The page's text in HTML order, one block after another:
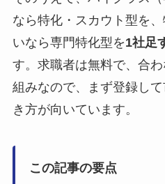
なら特化・スカウト型を
いなら専門特化型を1社足
す。求職者は無料で、合
組みなので、まず登録し
き方が向いています。
この記事の要点